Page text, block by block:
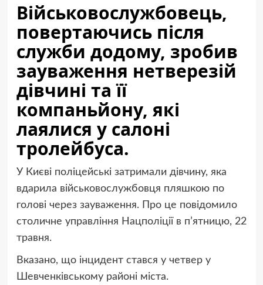
Військовослужбовець,
повертаючись після
служби додому, зробив
зауваження нетверезій
дівчині та її
компаньйону, які
лаялися у салоні
тролейбуса.
У Києві поліцейські затримали дівчину, яка
вдарила військовослужбовця пляшкою по
голові через зауваження. Про це повідомило
столичне управління Нацполіції в п’ятницю, 22
травня.
Вказано, що інцидент стався у четвер у
Шевченківському районі міста.